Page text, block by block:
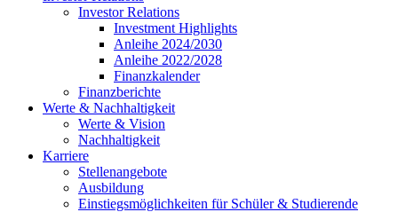
Investor Relations
Investment Highlights
Anleihe 2024/2030
Anleihe 2022/2028
Finanzkalender
Finanzberichte
Werte & Nachhaltigkeit
Werte & Vision
Nachhaltigkeit
Karriere
Stellenangebote
Ausbildung
Einstiegsmöglichkeiten für Schüler & Studierende